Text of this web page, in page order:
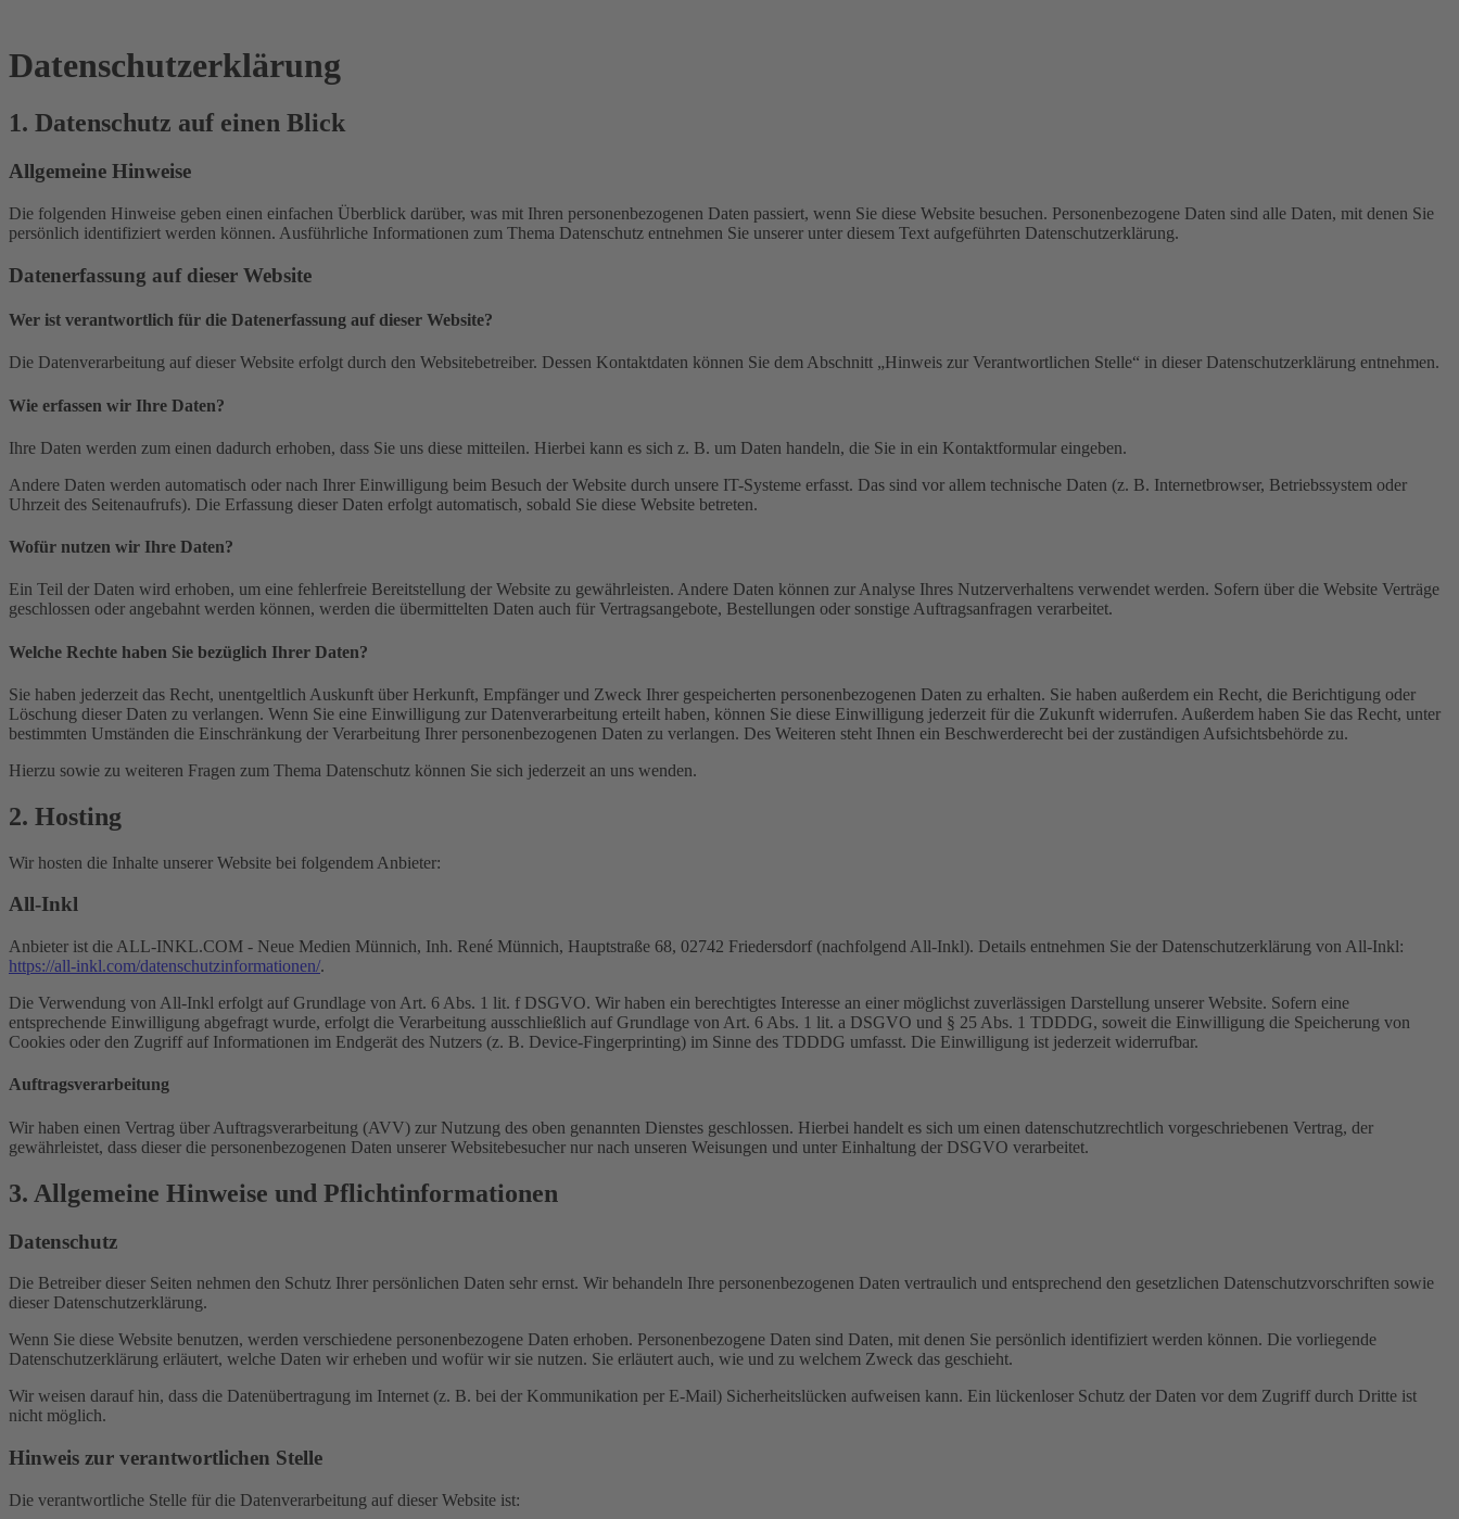
Datenschutz­erklärung
1. Datenschutz auf einen Blick
Allgemeine Hinweise
Die folgenden Hinweise geben einen einfachen Überblick darüber, was mit Ihren personenbezogenen Daten passiert, wenn Sie diese Website besuchen. Personenbezogene Daten sind alle Daten, mit denen Sie
persönlich identifiziert werden können. Ausführliche Informationen zum Thema Datenschutz entnehmen Sie unserer unter diesem Text aufgeführten Datenschutzerklärung.
Datenerfassung auf dieser Website
Wer ist verantwortlich für die Datenerfassung auf dieser Website?
Die Datenverarbeitung auf dieser Website erfolgt durch den Websitebetreiber. Dessen Kontaktdaten können Sie dem Abschnitt „Hinweis zur Verantwortlichen Stelle“ in dieser Datenschutzerklärung entnehmen.
Wie erfassen wir Ihre Daten?
Ihre Daten werden zum einen dadurch erhoben, dass Sie uns diese mitteilen. Hierbei kann es sich z. B. um Daten handeln, die Sie in ein Kontaktformular eingeben.
Andere Daten werden automatisch oder nach Ihrer Einwilligung beim Besuch der Website durch unsere IT-Systeme erfasst. Das sind vor allem technische Daten (z. B. Internetbrowser, Betriebssystem oder
Uhrzeit des Seitenaufrufs). Die Erfassung dieser Daten erfolgt automatisch, sobald Sie diese Website betreten.
Wofür nutzen wir Ihre Daten?
Ein Teil der Daten wird erhoben, um eine fehlerfreie Bereitstellung der Website zu gewährleisten. Andere Daten können zur Analyse Ihres Nutzerverhaltens verwendet werden. Sofern über die Website Verträge
geschlossen oder angebahnt werden können, werden die übermittelten Daten auch für Vertragsangebote, Bestellungen oder sonstige Auftragsanfragen verarbeitet.
Welche Rechte haben Sie bezüglich Ihrer Daten?
Sie haben jederzeit das Recht, unentgeltlich Auskunft über Herkunft, Empfänger und Zweck Ihrer gespeicherten personenbezogenen Daten zu erhalten. Sie haben außerdem ein Recht, die Berichtigung oder
Löschung dieser Daten zu verlangen. Wenn Sie eine Einwilligung zur Datenverarbeitung erteilt haben, können Sie diese Einwilligung jederzeit für die Zukunft widerrufen. Außerdem haben Sie das Recht, unter
bestimmten Umständen die Einschränkung der Verarbeitung Ihrer personenbezogenen Daten zu verlangen. Des Weiteren steht Ihnen ein Beschwerderecht bei der zuständigen Aufsichtsbehörde zu.
Hierzu sowie zu weiteren Fragen zum Thema Datenschutz können Sie sich jederzeit an uns wenden.
2. Hosting
Wir hosten die Inhalte unserer Website bei folgendem Anbieter:
All-Inkl
Anbieter ist die ALL-INKL.COM - Neue Medien Münnich, Inh. René Münnich, Hauptstraße 68, 02742 Friedersdorf (nachfolgend All-Inkl). Details entnehmen Sie der Datenschutzerklärung von All-Inkl:
https://all-inkl.com/datenschutzinformationen/.
Die Verwendung von All-Inkl erfolgt auf Grundlage von Art. 6 Abs. 1 lit. f DSGVO. Wir haben ein berechtigtes Interesse an einer möglichst zuverlässigen Darstellung unserer Website. Sofern eine
entsprechende Einwilligung abgefragt wurde, erfolgt die Verarbeitung ausschließlich auf Grundlage von Art. 6 Abs. 1 lit. a DSGVO und § 25 Abs. 1 TDDDG, soweit die Einwilligung die Speicherung von
Cookies oder den Zugriff auf Informationen im Endgerät des Nutzers (z. B. Device-Fingerprinting) im Sinne des TDDDG umfasst. Die Einwilligung ist jederzeit widerrufbar.
Auftragsverarbeitung
Wir haben einen Vertrag über Auftragsverarbeitung (AVV) zur Nutzung des oben genannten Dienstes geschlossen. Hierbei handelt es sich um einen datenschutzrechtlich vorgeschriebenen Vertrag, der
gewährleistet, dass dieser die personenbezogenen Daten unserer Websitebesucher nur nach unseren Weisungen und unter Einhaltung der DSGVO verarbeitet.
3. Allgemeine Hinweise und Pflicht­informationen
Datenschutz
Die Betreiber dieser Seiten nehmen den Schutz Ihrer persönlichen Daten sehr ernst. Wir behandeln Ihre personenbezogenen Daten vertraulich und entsprechend den gesetzlichen Datenschutzvorschriften sowie
dieser Datenschutzerklärung.
Wenn Sie diese Website benutzen, werden verschiedene personenbezogene Daten erhoben. Personenbezogene Daten sind Daten, mit denen Sie persönlich identifiziert werden können. Die vorliegende
Datenschutzerklärung erläutert, welche Daten wir erheben und wofür wir sie nutzen. Sie erläutert auch, wie und zu welchem Zweck das geschieht.
Wir weisen darauf hin, dass die Datenübertragung im Internet (z. B. bei der Kommunikation per E-Mail) Sicherheitslücken aufweisen kann. Ein lückenloser Schutz der Daten vor dem Zugriff durch Dritte ist
nicht möglich.
Hinweis zur verantwortlichen Stelle
Die verantwortliche Stelle für die Datenverarbeitung auf dieser Website ist: